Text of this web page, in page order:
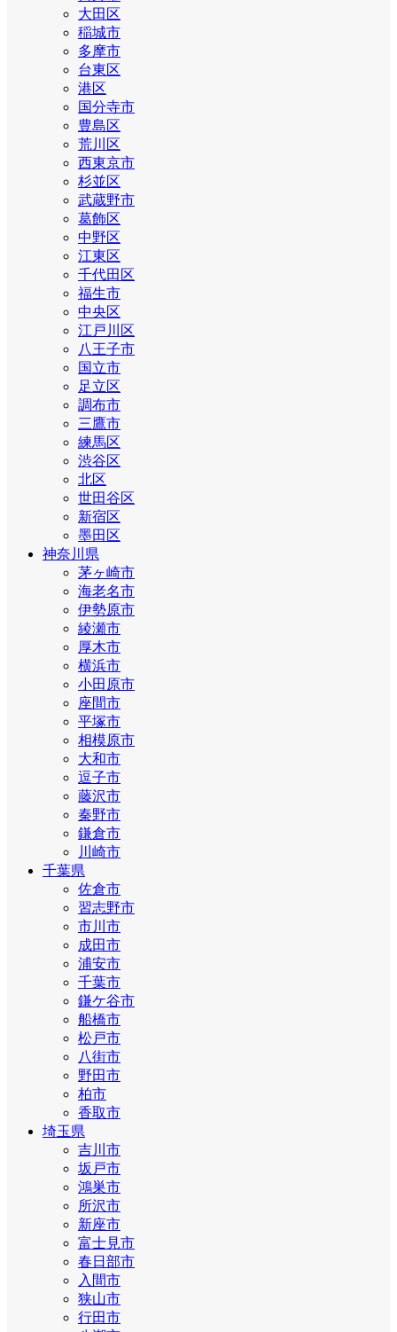
大田区
稲城市
多摩市
台東区
港区
国分寺市
豊島区
荒川区
西東京市
杉並区
武蔵野市
葛飾区
中野区
江東区
千代田区
福生市
中央区
江戸川区
八王子市
国立市
足立区
調布市
三鷹市
練馬区
渋谷区
北区
世田谷区
新宿区
墨田区
神奈川県
茅ヶ崎市
海老名市
伊勢原市
綾瀬市
厚木市
横浜市
小田原市
座間市
平塚市
相模原市
大和市
逗子市
藤沢市
秦野市
鎌倉市
川崎市
千葉県
佐倉市
習志野市
市川市
成田市
浦安市
千葉市
鎌ケ谷市
船橋市
松戸市
八街市
野田市
柏市
香取市
埼玉県
吉川市
坂戸市
鴻巣市
所沢市
新座市
富士見市
春日部市
入間市
狭山市
行田市